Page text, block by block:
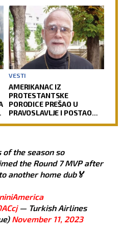
VESTI
AMERIKANAC IZ
PROTESTANTSKE
PORODICE PREŠAO U
PRAVOSLAVLJE I POSTAO
putu preobraćenja
the season so
the Round 7 MVP after
another home dub🏅
— Turkish Airlines
November 11, 2023